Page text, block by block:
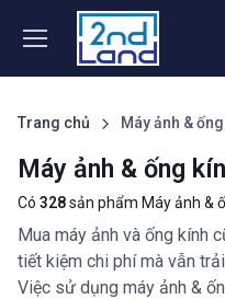
Trang chủ Máy ảnh &
Máy ảnh & ống
Có 328sản phẩm Máy ảnh &
Mua máy ảnh và ống kính
tiết kiệm chi phí mà vẫn
Việc sử dụng máy ảnh &